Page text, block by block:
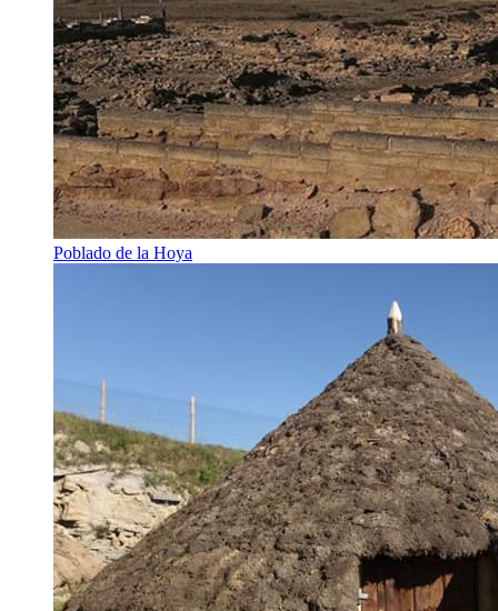
Poblado de la Hoya